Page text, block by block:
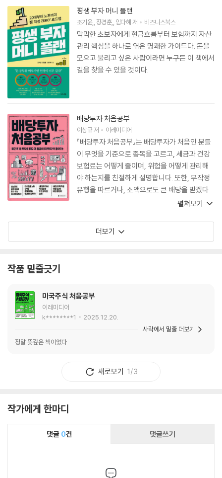
평생 부자 머니 플랜
조기윤, 장경훈, 임다혜저 비즈니스북스
막막한 초보자에게 현금흐름부터 보험까지 자산
관리 핵심을 하나로 엮은 명쾌한 가이드다. 돈을
모으고 불리고 싶은 사람이라면 누구든 이 책에서
길을 찾을 수 있을 것이다.
배당투자 처음공부
이상규저 이레미디어
『배당투자 처음공부』는 배당투자가 처음인 분들
이 무엇을 기준으로 종목을 고르고, 세금과 건강
보험료는 어떻게 줄이며, 위험을 어떻게 관리해
야 하는지를 친절하게 설명합니다. 또한, 무작정
유행을 따르거나, 소액으로도 큰 배당을 받겠다
는 위험한 접근법에 대해 저자는 냉정하고 객관적
에, 믿을 수 있는 길잡이입니다.
펼쳐보기
더보기
작품 밑줄긋기
미국주식 처음공부
이레미디어
k********1
2025.12.20.
정말 뜻깊은 책이었다
사락에서 밑줄 더보기
새로보기 1/3
작가에게 한마디
댓글 0건 댓글쓰기